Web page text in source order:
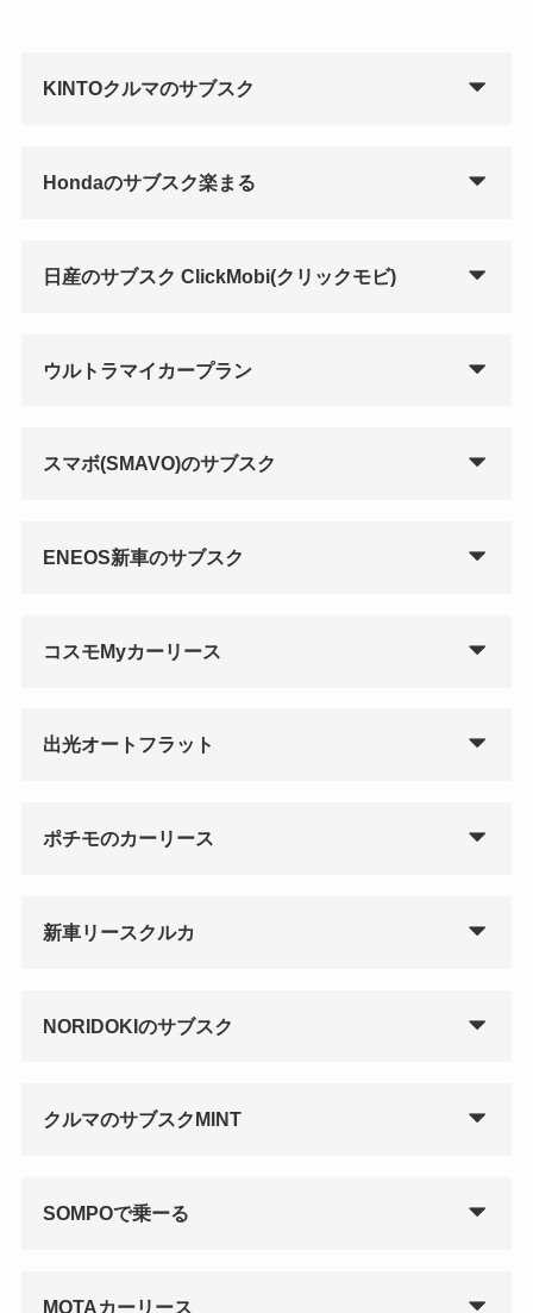
KINTOクルマのサブスク
Hondaのサブスク楽まる
日産のサブスク ClickMobi(クリックモビ)
ウルトラマイカープラン
スマボ(SMAVO)のサブスク
ENEOS新車のサブスク
コスモMyカーリース
出光オートフラット
ポチモのカーリース
新車リースクルカ
NORIDOKIのサブスク
クルマのサブスクMINT
SOMPOで乗ーる
MOTAカーリース